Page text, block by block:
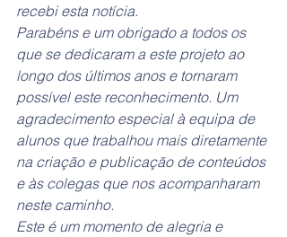
recebi esta notícia.
Parabéns e um obrigado a todos os
que se dedicaram a este projeto ao
longo dos últimos anos e tornaram
possível este reconhecimento. Um
agradecimento especial à equipa de
alunos que trabalhou mais diretamente
na criação e publicação de conteúdos
e às colegas que nos acompanharam
neste caminho.
Este é um momento de alegria e